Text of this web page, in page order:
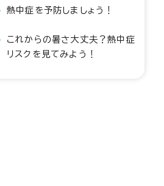
熱中症を予防しましょう！
これからの暑さ大丈夫？熱中症
リスクを見てみよう！